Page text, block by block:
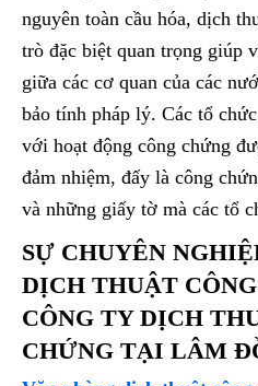
nguyên toàn cầu hóa, dịch
trò đặc biệt quan trọng giúp
giữa các cơ quan của các
bảo tính pháp lý. Các tổ
với hoạt động công chứng
đảm nhiệm, đấy là công
và những giấy tờ mà các tổ
SỰ CHUYÊN
DỊCH THUẬT
CÔNG TY DỊCH
CHỨNG TẠI LÂM